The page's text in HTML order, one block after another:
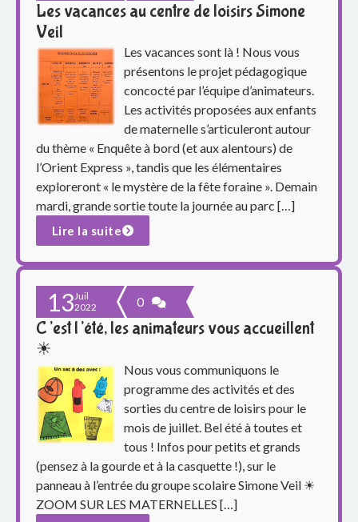
e
Les vacances au centre de loisirs Simone
Veil
Les vacances sont là ! Nous vous
présentons le projet pédagogique
concocté par l’équipe d’animateurs.
Les activités proposées aux enfants
de maternelle s’articuleront autour
du thème « Enquête à bord (et aux alentours) de
l’Orient Express », tandis que les élémentaires
exploreront « le mystère de la fête foraine ». Demain
mardi, grande sortie toute la journée au parc […]
Lire la suite
13Juil
2022
0
C’est l’été, les animateurs vous accueillent
☀
Nous vous communiquons le
programme des activités et des
sorties du centre de loisirs pour le
mois de juillet. Bel été à toutes et
tous ! Infos pour petits et grands
(pensez à la gourde et à la casquette !), sur le
panneau à l’entrée du groupe scolaire Simone Veil ☀
ZOOM SUR LES MATERNELLES […]